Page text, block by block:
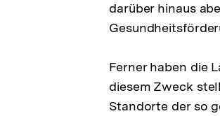
darüber hinaus
Ferner haben die
diesem Zweck
Standorte der so